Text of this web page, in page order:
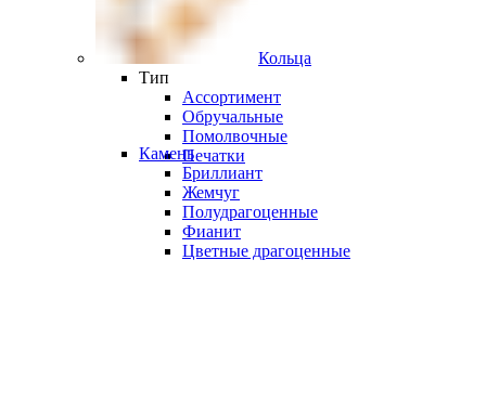
Кольца
Тип
Ассортимент
Обручальные
Помолвочные
Печатки
Камень
Бриллиант
Жемчуг
Полудрагоценные
Фианит
Цветные драгоценные